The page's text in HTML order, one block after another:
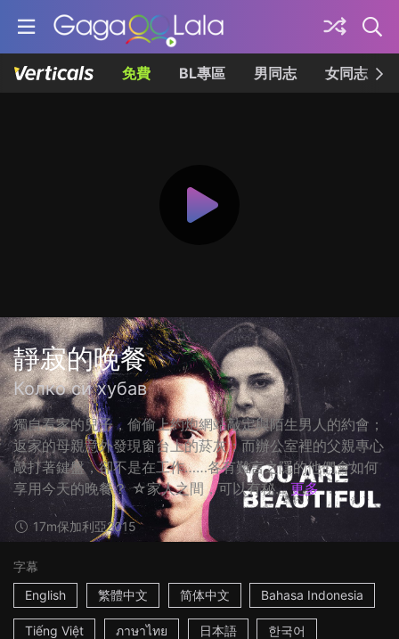
免費 BL專區 男同志 女同志
靜寂的晚餐
Колко си хубав
獨自看家的兒子，偷偷上約炮網站敲定與陌生男人的約會；
返家的母親意外發現窗台上的菸灰；而辦公室裡的父親專心
敲打著鍵盤，卻不是在工作……各有難言之隱的他們會如何
享用今天的晚餐？ ☆家人之間，可以有秘... 更多
17m保加利亞2015
字幕
English
繁體中文 简体中文 Bahasa Indonesia
Tiếng Việt ภาษาไทย 日本語 한국어